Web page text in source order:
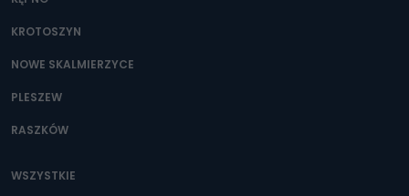
KROTOSZYN
NOWE SKALMIERZYCE
PLESZEW
RASZKÓW
WSZYSTKIE